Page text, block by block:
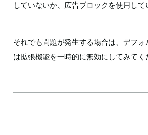
していないか、広告ブロックを使用して
それでも問題が発生する場合は、デフ
は拡張機能を一時的に無効にしてみてく